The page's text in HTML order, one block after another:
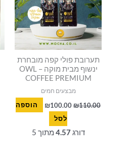
תערובת פולי קפה מובחרת
ינשוף מבית מוקה – OWL
COFFEE PREMIUM
מבצעים חמים
₪110.00
₪100.00
הוספה
לסל
דורג4.57 מתוך 5